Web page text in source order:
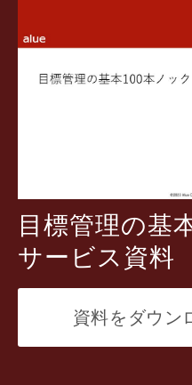
目標管理の基
サービス資料
資料をダウン